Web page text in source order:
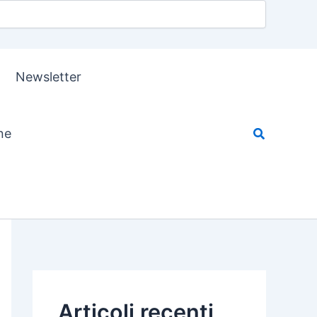
Newsletter
Articoli recenti